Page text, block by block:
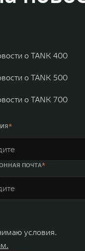
о TANK 400
о TANK 500
о TANK 700
ПОЧТА
условия.